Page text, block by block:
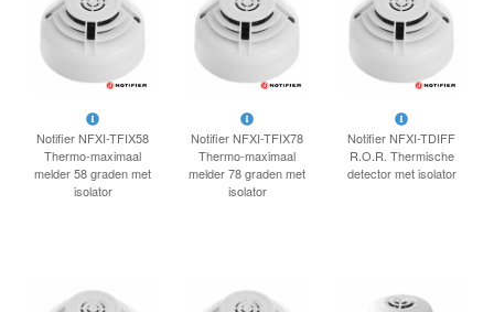
Notifier NFXI-TFIX58
Thermo-maximaal
melder 58 graden met
isolator
Notifier NFXI-TFIX78
Thermo-maximaal
melder 78 graden met
isolator
Notifier NFXI-TDIFF
R.O.R. Thermische
detector met isolator